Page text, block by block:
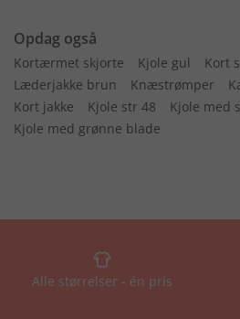
Opdag også
Kortærmet skjorte Kjole gul
Kort
Læderjakke brun
Knæstrømper
Kort jakke
Kjole str 48
Kjole med
Kjole med grønne blade
Alle størrelser - én pris